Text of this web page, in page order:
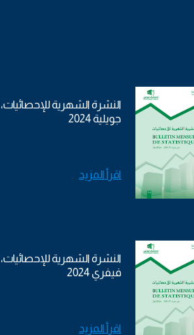
النشرة الشهرية للإحصائيات،
جويلية 2024
اقرأ المزيد
النشرة الشهرية للإحصائيات،
فيفري 2024
اقرأ المزيد